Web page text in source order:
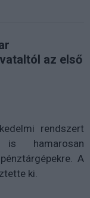
az első
rendszert
is hamarosan
A
ki.